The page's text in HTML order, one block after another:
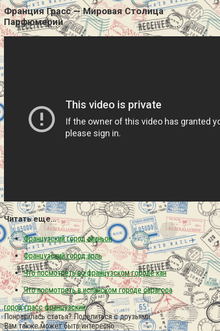
Франция Грасс — Мировая Столица
Парфюмерии
Читать еще…
Французский город авиньон
Французский город арль
Что посмотреть во французском городе кан
Что посмотреть в испанском городе сарагоса
город грасс французский
Понравилась статья? Поделиться с друзьями:
Вам также может быть интересно